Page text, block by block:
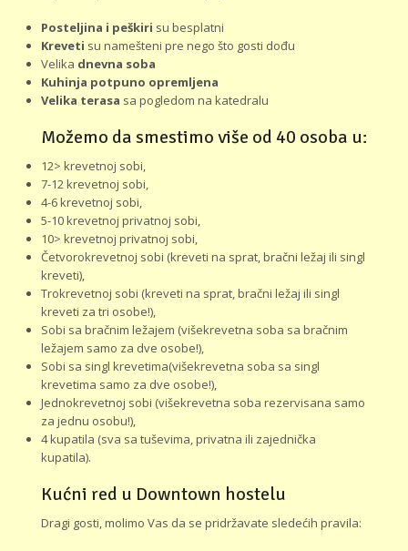
Posteljina i peškiri su besplatni
Kreveti su namešteni pre nego što gosti dođu
Velika dnevna soba
Kuhinja potpuno opremljena
Velika terasa sa pogledom na katedralu
Možemo da smestimo više od 40 osoba u:
12> krevetnoj sobi,
7-12 krevetnoj sobi,
4-6 krevetnoj sobi,
5-10 krevetnoj privatnoj sobi,
10> krevetnoj privatnoj sobi,
Četvorokrevetnoj sobi (kreveti na sprat, bračni ležaj ili singl
kreveti),
Trokrevetnoj sobi (kreveti na sprat, bračni ležaj ili singl
kreveti za tri osobe!),
Sobi sa bračnim ležajem (višekrevetna soba sa bračnim
ležajem samo za dve osobe!),
Sobi sa singl krevetima(višekrevetna soba sa singl
krevetima samo za dve osobe!),
Jednokrevetnoj sobi (višekrevetna soba rezervisana samo
za jednu osobu!),
4 kupatila (sva sa tuševima, privatna ili zajednička
kupatila).
Kućni red u Downtown hostelu
Dragi gosti, molimo Vas da se pridržavate sledećih pravila: